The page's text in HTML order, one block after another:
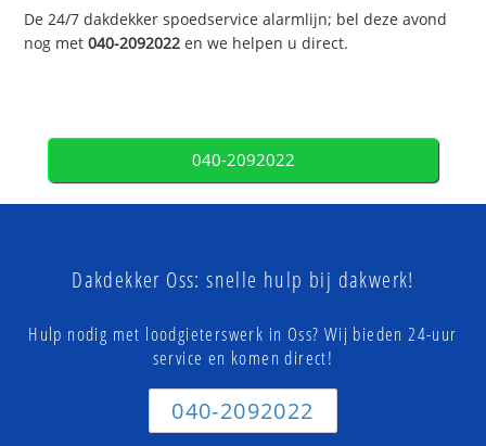
De 24/7 dakdekker spoedservice alarmlijn; bel deze avond
nog met040-2092022 en we helpen u direct.
040-2092022
Dakdekker Oss: snelle hulp bij dakwerk!
Hulp nodig met loodgieterswerk in Oss? Wij bieden 24-uur
service en komen direct!
040-2092022